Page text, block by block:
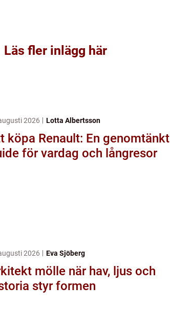
Läs fler inlägg här
2026 Lotta Albertsson
köpa Renault: En genomtänkt
för vardag och långresor
2026 Eva Sjöberg
mölle när hav, ljus och
styr formen